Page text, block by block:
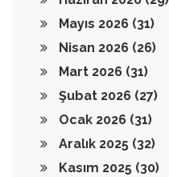
Mayıs 2026 (31)
Nisan 2026 (26)
Mart 2026 (31)
Şubat 2026 (27)
Ocak 2026 (31)
Aralık 2025 (32)
Kasım 2025 (30)